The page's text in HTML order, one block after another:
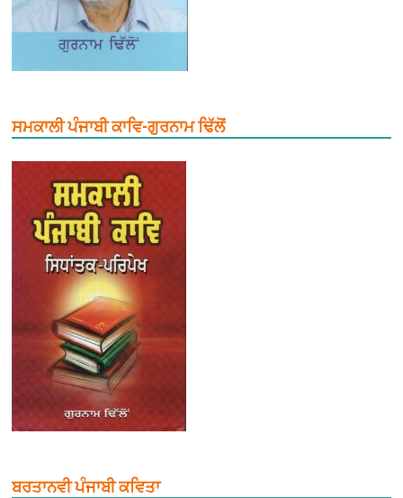
ਸਮਕਾਲੀ ਪੰਜਾਬੀ ਕਾਵਿ-ਗੁਰਨਾਮ ਢਿੱਲੋਂ
ਬਰਤਾਨਵੀ ਪੰਜਾਬੀ ਕਵਿਤਾ